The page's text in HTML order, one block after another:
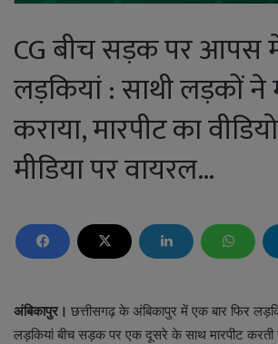
CG बीच सड़क पर आपस
लड़कियां : साथी लड़कों ने
कराया, मारपीट का
मीडिया पर वायरल…
अंबिकापुर। छत्तीसगढ़ के अंबिकापुर में एक बार फिर
लड़कियां बीच सड़क पर एक दूसरे के साथ मारपीट